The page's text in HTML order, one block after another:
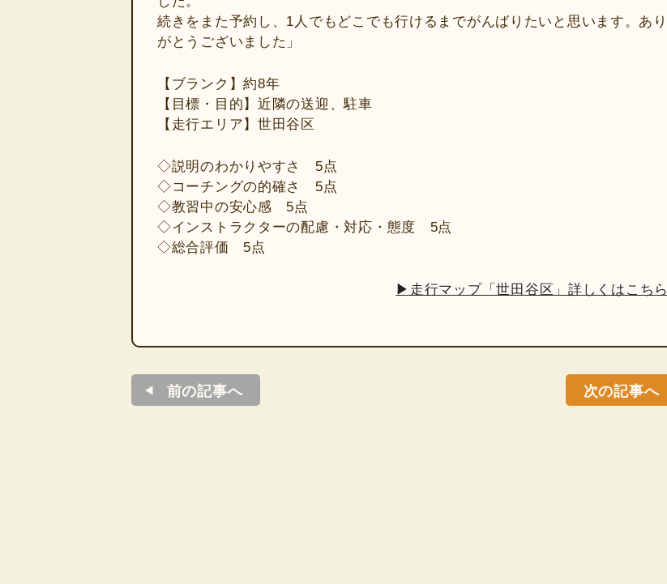
続きをまた予約し、1人でもどこでも行けるまでがんばりたいと思います。あり
がとうございました」
【ブランク】約8年
【目標・目的】近隣の送迎、駐車
【走行エリア】世田谷区
◇説明のわかりやすさ 5点
◇コーチングの的確さ 5点
◇教習中の安心感 5点
◇インストラクターの配慮・対応・態度 5点
◇総合評価 5点
▶走行マップ「世田谷区」詳しくはこちら
前の記事へ 次の記事へ